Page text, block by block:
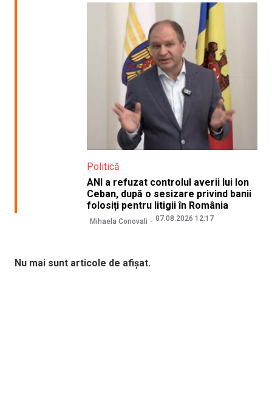
Politică
ANI a refuzat controlul averii lui Ion
Ceban, după o sesizare privind banii
folosiți pentru litigii în România
Mihaela Conovali 07.08.2026 12:17
Nu mai sunt articole de afișat.